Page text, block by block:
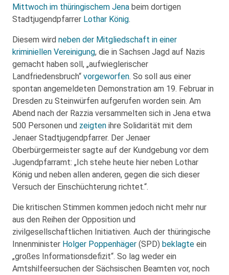
Mittwoch im thüringischem Jena beim dortigen
Stadtjugendpfarrer Lothar König.
Diesem wird neben der Mitgliedschaft in einer
kriminiellen Vereinigung, die in Sachsen Jagd auf Nazis
gemacht haben soll, „aufwieglerischer
Landfriedensbruch“ vorgeworfen. So soll aus einer
spontan angemeldeten Demonstration am 19. Februar in
Dresden zu Steinwürfen aufgerufen worden sein. Am
Abend nach der Razzia versammelten sich in Jena etwa
500 Personen und zeigten ihre Solidarität mit dem
Jenaer Stadtjugendpfarrer. Der Jenaer
Oberbürgermeister sagte auf der Kundgebung vor dem
Jugendpfarramt: „Ich stehe heute hier neben Lothar
König und neben allen anderen, gegen die sich dieser
Versuch der Einschüchterung richtet.“.
Die kritischen Stimmen kommen jedoch nicht mehr nur
aus den Reihen der Opposition und
zivilgesellschaftlichen Initiativen. Auch der thüringische
Innenminister Holger Poppenhäger (SPD) beklagte ein
„großes Informationsdefizit“. So lag weder ein
Amtshilfeersuchen der Sächsischen Beamten vor, noch